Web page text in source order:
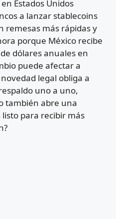
Estados Unidos
a lanzar stablecoins
remesas más rápidas y
porque México recibe
dólares anuales en
puede afectar a
legal obliga a
uno a uno,
también abre una
listo para recibir más